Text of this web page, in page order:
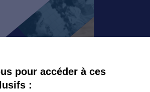
pour accéder à ces
: